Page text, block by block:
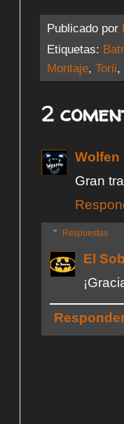
Publicado por
Etiquetas:
Montaje, Torii,
2
Wolfen
Gran
Respuestas
El